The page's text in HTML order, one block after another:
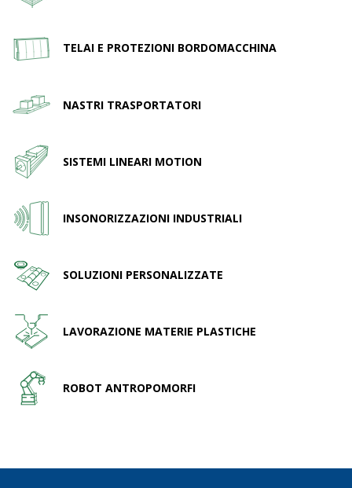
TELAI E PROTEZIONI BORDOMACCHINA
NASTRI TRASPORTATORI
SISTEMI LINEARI MOTION
INSONORIZZAZIONI INDUSTRIALI
SOLUZIONI PERSONALIZZATE
LAVORAZIONE MATERIE PLASTICHE
ROBOT ANTROPOMORFI